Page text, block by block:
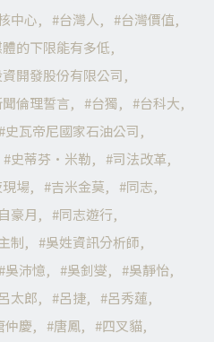
中心 台灣人
台灣價值
的下限能有多低
開發股份有限公司
倫理誓言 台獨
台科大
史瓦帝尼國家石油公司
史蒂芬·米勒
司法改革
場 吉米金莫
同志
豪月
同志遊行
制
吳姓資訊分析師
吳沛憶 吳釗燮
吳靜怡
呂太郎 呂捷
呂秀蓮
仲慶 唐鳳
四叉貓